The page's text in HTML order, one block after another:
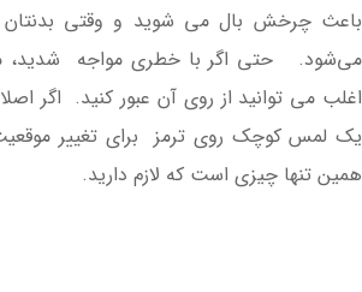
باعث چرخش بال می شوید و وقتی بدنتان
اغلب می توانید از روی آن عبور کنید. اگر
یک لمس کوچک روی ترمز برای تغییر
همین تنها چیزی است که لازم دارید.